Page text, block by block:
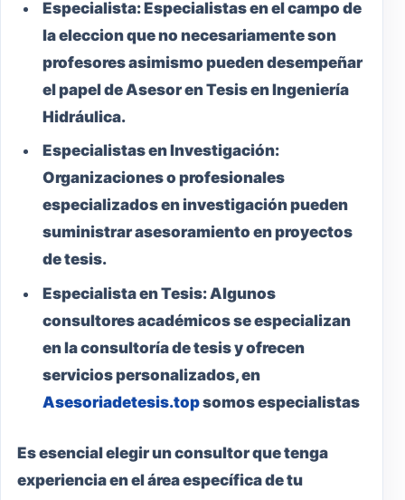
Especialista:Especialistas en el campo de
la eleccion que no necesariamente son
profesores asimismo pueden desempeñar
el papel de Asesor en Tesis en Ingeniería
Hidráulica.
Especialistas en Investigación:
Organizaciones o profesionales
especializados en investigación pueden
suministrar asesoramiento en proyectos
de tesis.
Especialista en Tesis:Algunos
consultores académicos se especializan
en la consultoría de tesis y ofrecen
servicios personalizados, en
Asesoriadetesis.topsomos especialistas
Es esencial elegir un consultor que tenga
experiencia en el área específica de tu